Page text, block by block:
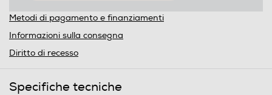
Metodi di pagamento e finanziamenti
Informazioni sulla consegna
Diritto di recesso
Specifiche tecniche